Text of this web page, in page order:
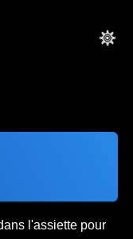
l'assiette pour